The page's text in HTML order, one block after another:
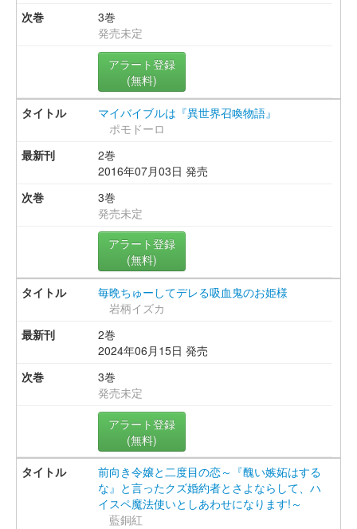
3巻
発売未定
アラート登録
(無料)
マイバイブルは『異世界召喚物語』
ポモドーロ
2巻
2016年07月03日 発売
3巻
発売未定
アラート登録
(無料)
毎晩ちゅーしてデレる吸血鬼のお姫様
岩柄イズカ
2巻
2024年06月15日 発売
3巻
発売未定
アラート登録
(無料)
前向き令嬢と二度目の恋～『醜い嫉妬はする
な』と言ったクズ婚約者とさよならして、ハ
イスペ魔法使いとしあわせになります!～
藍銅紅